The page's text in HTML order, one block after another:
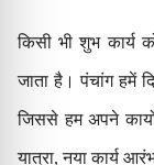
किसी भी शुभ कार्य
जाता है। पंचांग हमें
जिससे हम अपने
यात्रा, नया कार्य